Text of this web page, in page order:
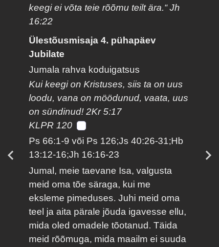
keegi ei võta teie rõõmu teilt ära.“ Jh
16:22
Ülestõusmisaja 4. pühapäev
Jubilate
Jumala rahva koduigatsus
Kui keegi on Kristuses, siis ta on uus
loodu, vana on möödunud, vaata, uus
on sündinud! 2Kr 5:17
KLPR 120
Ps 66:1-9 või Ps 126;Js 40:26-31;Hb
13:12-16;Jh 16:16-23
Jumal, meie taevane Isa, valgusta
meid oma tõe säraga, kui me
eksleme pimeduses. Juhi meid oma
teel ja aita pärale jõuda igavesse ellu,
mida oled omadele tõotanud. Täida
meid rõõmuga, mida maailm ei suuda